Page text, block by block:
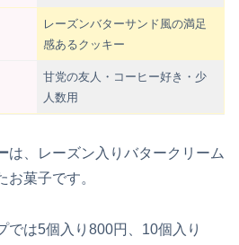
レーズンバターサンド風の満足
感あるクッキー
甘党の友人・コーヒー好き・少
人数用
は、レーズン入りバタークリーム
お菓子です。
では5個入り800円、10個入り